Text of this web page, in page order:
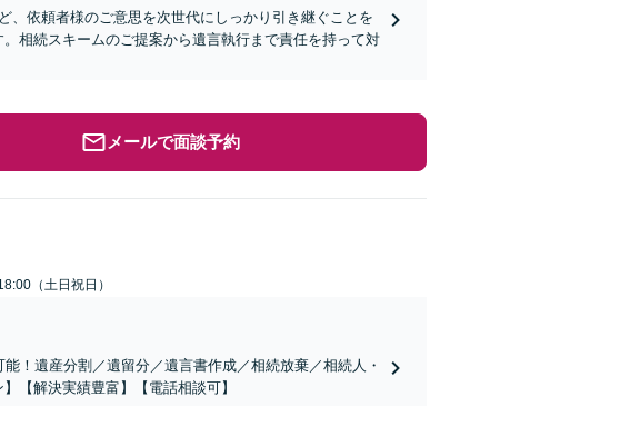
、依頼者様のご意思を次世代にしっかり引き継ぐことを
相続スキームのご提案から遺言執行まで責任を持って対
メールで面談予約
（土日祝日）
！遺産分割／遺留分／遺言書作成／相続放棄／相続人・
【解決実績豊富】【電話相談可】